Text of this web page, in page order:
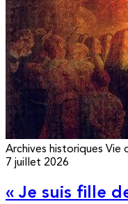
Archives historiques Vie
7 juillet 2026
« Je suis fille